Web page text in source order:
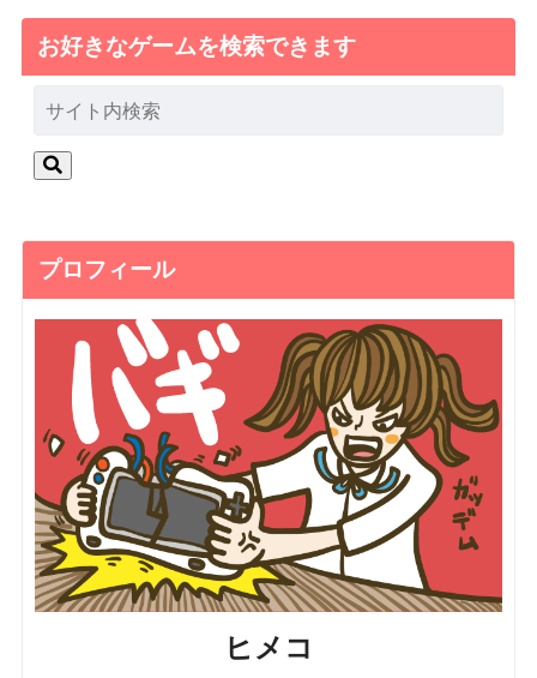
お好きなゲームを検索できます
プロフィール
ヒメコ